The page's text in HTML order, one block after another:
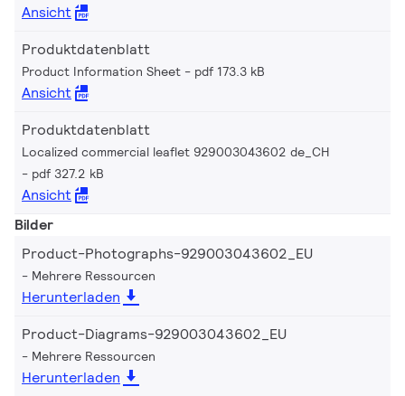
Ansicht
Produktdatenblatt
Product Information Sheet pdf 173.3 kB
Ansicht
Produktdatenblatt
Localized commercial leaflet 929003043602 de_CH
pdf 327.2 kB
Ansicht
Bilder
Product-Photographs-929003043602_EU
Mehrere Ressourcen
Herunterladen
Product-Diagrams-929003043602_EU
Mehrere Ressourcen
Herunterladen